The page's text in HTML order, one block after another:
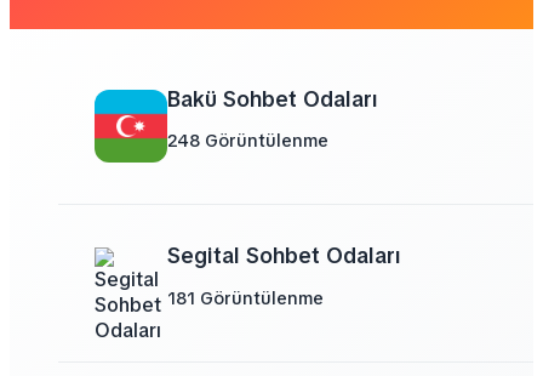
Bakü Sohbet Odaları
248 Görüntülenme
Segital Sohbet Odaları
181 Görüntülenme